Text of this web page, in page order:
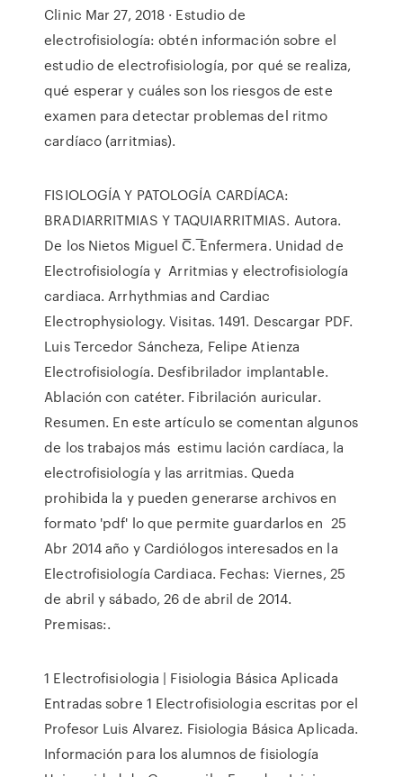
Clinic Mar 27, 2018 · Estudio de
electrofisiología: obtén información sobre el
estudio de electrofisiología, por qué se realiza,
qué esperar y cuáles son los riesgos de este
examen para detectar problemas del ritmo
cardíaco (arritmias).
FISIOLOGÍA Y PATOLOGÍA CARDÍACA:
BRADIARRITMIAS Y TAQUIARRITMIAS. Autora.
De los Nietos Miguel C̅. ̅Enfermera. Unidad de
Electrofisiología y Arritmias y electrofisiología
cardiaca. Arrhythmias and Cardiac
Electrophysiology. Visitas. 1491. Descargar PDF.
Luis Tercedor Sáncheza, Felipe Atienza
Electrofisiología. Desfibrilador implantable.
Ablación con catéter. Fibrilación auricular.
Resumen. En este artículo se comentan algunos
de los trabajos más estimu lación cardíaca, la
electrofisiología y las arritmias. Queda
prohibida la y pueden generarse archivos en
formato 'pdf' lo que permite guardarlos en 25
Abr 2014 año y Cardiólogos interesados en la
Electrofisiología Cardiaca. Fechas: Viernes, 25
de abril y sábado, 26 de abril de 2014.
Premisas:.
1 Electrofisiologia | Fisiologia Básica Aplicada
Entradas sobre 1 Electrofisiologia escritas por el
Profesor Luis Alvarez. Fisiologia Básica Aplicada.
Información para los alumnos de fisiología